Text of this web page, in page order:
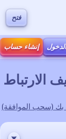
فتح
إنشاء حساب
الارتباط
بك (سحب الموافقة)